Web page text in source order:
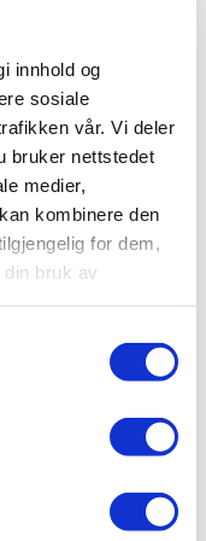
innhold og
sosiale
vår. Vi deler
bruker nettstedet
medier,
kombinere den
for dem,
bruk av
11